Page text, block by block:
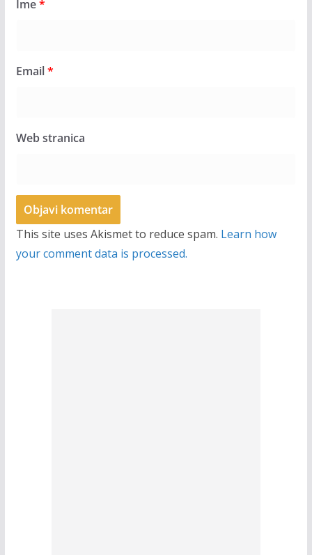
Ime*
Email*
Web stranica
This site uses Akismet to reduce spam. Learn how
your comment data is processed.